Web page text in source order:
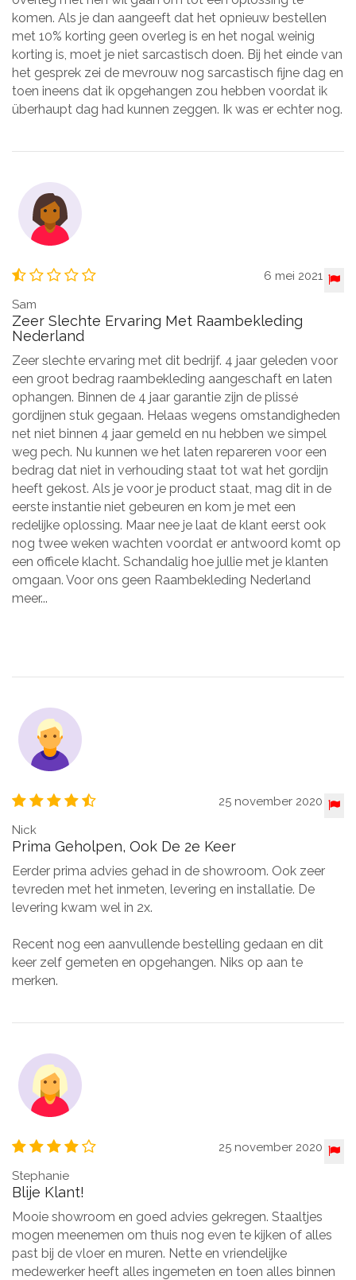
komen. Als je dan aangeeft dat het opnieuw bestellen
met 10% korting geen overleg is en het nogal weinig
korting is, moet je niet sarcastisch doen. Bij het einde van
het gesprek zei de mevrouw nog sarcastisch fijne dag en
toen ineens dat ik opgehangen zou hebben voordat ik
überhaupt dag had kunnen zeggen. Ik was er echter nog.
6 mei 2021
Sam
Zeer Slechte Ervaring Met Raambekleding
Nederland
Zeer slechte ervaring met dit bedrijf. 4 jaar geleden voor
een groot bedrag raambekleding aangeschaft en laten
ophangen. Binnen de 4 jaar garantie zijn de plissé
gordijnen stuk gegaan. Helaas wegens omstandigheden
net niet binnen 4 jaar gemeld en nu hebben we simpel
weg pech. Nu kunnen we het laten repareren voor een
bedrag dat niet in verhouding staat tot wat het gordijn
heeft gekost. Als je voor je product staat, mag dit in de
eerste instantie niet gebeuren en kom je met een
redelijke oplossing. Maar nee je laat de klant eerst ook
nog twee weken wachten voordat er antwoord komt op
een officele klacht. Schandalig hoe jullie met je klanten
omgaan. Voor ons geen Raambekleding Nederland
meer...
25 november 2020
Nick
Prima Geholpen, Ook De 2e Keer
Eerder prima advies gehad in de showroom. Ook zeer
tevreden met het inmeten, levering en installatie. De
levering kwam wel in 2x.
Recent nog een aanvullende bestelling gedaan en dit
keer zelf gemeten en opgehangen. Niks op aan te
merken.
25 november 2020
Stephanie
Blije Klant!
Mooie showroom en goed advies gekregen. Staaltjes
mogen meenemen om thuis nog even te kijken of alles
past bij de vloer en muren. Nette en vriendelijke
medewerker heeft alles ingemeten en toen alles binnen